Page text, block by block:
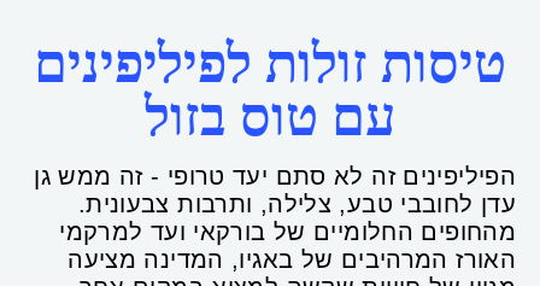
טיסות זולות לפיליפינים
עם טוס בזול
הפיליפינים זה לא סתם יעד טרופי - זה ממש גן
עדן לחובבי טבע, צלילה, ותרבות צבעונית.
מהחופים החלומיים של בורקאי ועד למרקמי
האורז המרהיבים של באגיו, המדינה מציעה